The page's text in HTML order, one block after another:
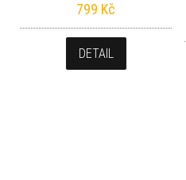
799 Kč
DETAIL